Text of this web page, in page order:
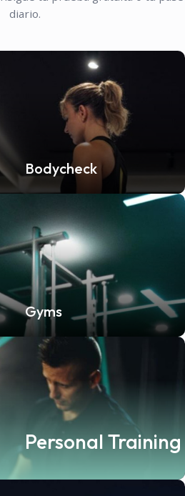
diario.
Bodycheck
Gyms
Personal Training